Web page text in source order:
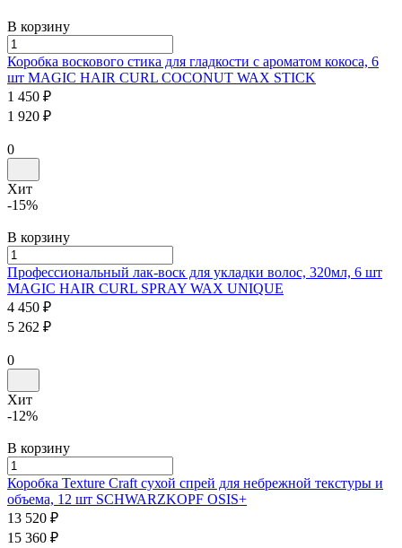
В корзину
Коробка воскового стика для гладкости с ароматом кокоса, 6
шт MAGIC HAIR CURL COCONUT WAX STICK
1 450 ₽
1 920 ₽
0
Хит
-15%
В корзину
Профессиональный лак-воск для укладки волос, 320мл, 6 шт
MAGIC HAIR CURL SPRAY WAX UNIQUE
4 450 ₽
5 262 ₽
0
Хит
-12%
В корзину
Коробка Texture Craft сухой спрей для небрежной текстуры и
объема, 12 шт SCHWARZKOPF OSIS+
13 520 ₽
15 360 ₽